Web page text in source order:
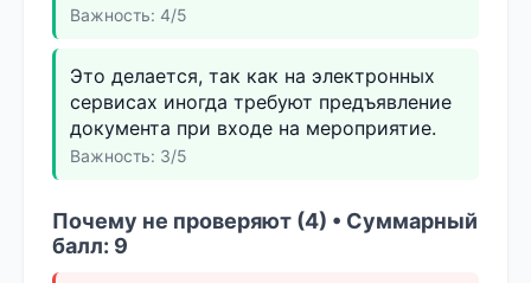
Важность: 4/5
Это делается, так как на электронных
сервисах иногда требуют предъявление
документа при входе на мероприятие.
Важность: 3/5
Почему не проверяют (4) • Суммарный
балл: 9